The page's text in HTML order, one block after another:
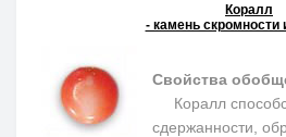
Коралл
- камень скромности
Свойства
Коралл
сдержанности,